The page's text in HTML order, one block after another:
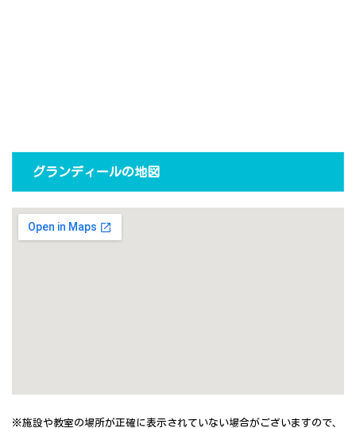
グランディールの地図
※施設や教室の場所が正確に表示されていない場合がございますので、